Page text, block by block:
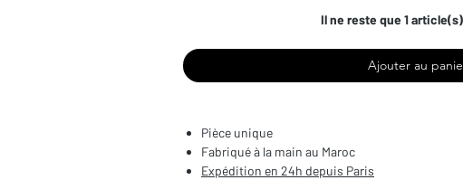
Il ne reste que 1
Ajouter au
Pièce unique
Fabriqué à la main au Maroc
Expédition en 24h depuis Paris